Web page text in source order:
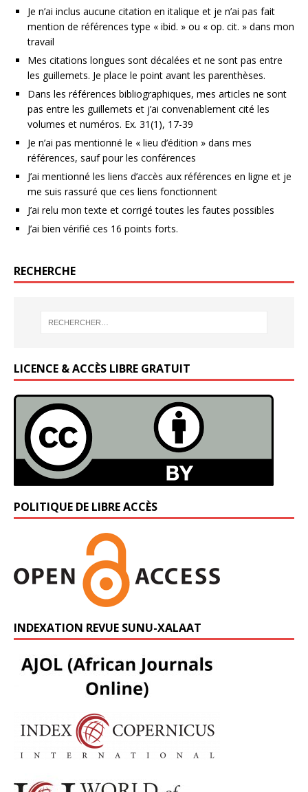
Je n’ai inclus aucune citation en italique et je n’ai pas fait
mention de références type « ibid. » ou « op. cit. » dans mon
travail
Mes citations longues sont décalées et ne sont pas entre
les guillemets. Je place le point avant les parenthèses.
Dans les références bibliographiques, mes articles ne sont
pas entre les guillemets et j’ai convenablement cité les
volumes et numéros. Ex. 31(1), 17-39
Je n’ai pas mentionné le « lieu d’édition » dans mes
références, sauf pour les conférences
J’ai mentionné les liens d’accès aux références en ligne et je
me suis rassuré que ces liens fonctionnent
J’ai relu mon texte et corrigé toutes les fautes possibles
J’ai bien vérifié ces 16 points forts.
RECHERCHE
LICENCE & ACCÈS LIBRE GRATUIT
POLITIQUE DE LIBRE ACCÈS
INDEXATION REVUE SUNU-XALAAT